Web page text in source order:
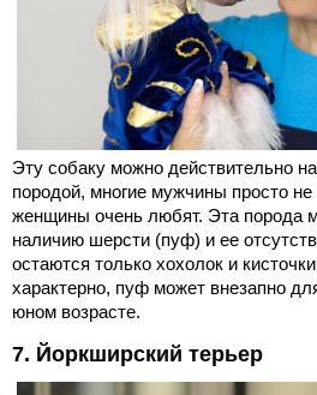
Эту собаку можно действительно
породой, многие мужчины просто
женщины очень любят. Эта порода
наличию шерсти (пуф) и ее
остаются только хохолок и
характерно, пуф может внезапно
юном возрасте.
7. Йоркширский терьер